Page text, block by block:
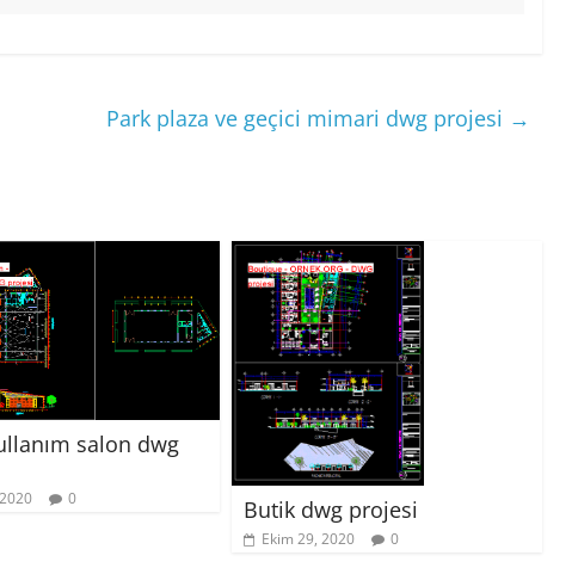
Park plaza ve geçici mimari dwg projesi →
salon dwg
0 Butik dwg projesi
Ekim 29, 2020 0